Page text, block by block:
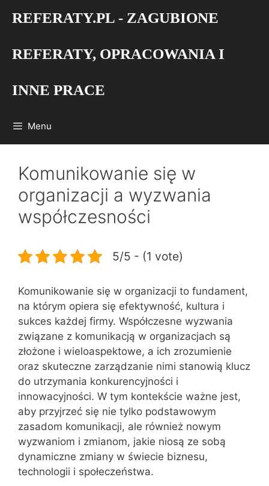
REFERATY.PL - ZAGUBIONE
REFERATY, OPRACOWANIA I
INNE PRACE
Menu
Komunikowanie się w
organizacji a wyzwania
współczesności
5/5 - (1 vote)
Komunikowanie się w organizacji to fundament,
na którym opiera się efektywność, kultura i
sukces każdej firmy. Współczesne wyzwania
związane z komunikacją w organizacjach są
złożone i wieloaspektowe, a ich zrozumienie
oraz skuteczne zarządzanie nimi stanowią klucz
do utrzymania konkurencyjności i
innowacyjności. W tym kontekście ważne jest,
aby przyjrzeć się nie tylko podstawowym
zasadom komunikacji, ale również nowym
wyzwaniom i zmianom, jakie niosą ze sobą
dynamiczne zmiany w świecie biznesu,
technologii i społeczeństwa.